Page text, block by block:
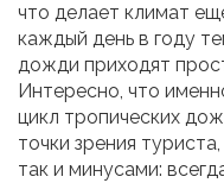
что делает климат
каждый день в году
дожди приходят
Интересно, что
цикл тропических
точки зрения
так и минусами: